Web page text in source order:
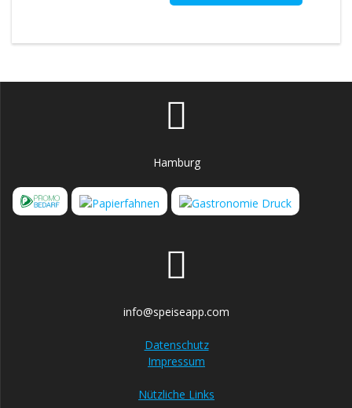
Hamburg
info@speiseapp.com
Datenschutz
Impressum
Nützliche Links